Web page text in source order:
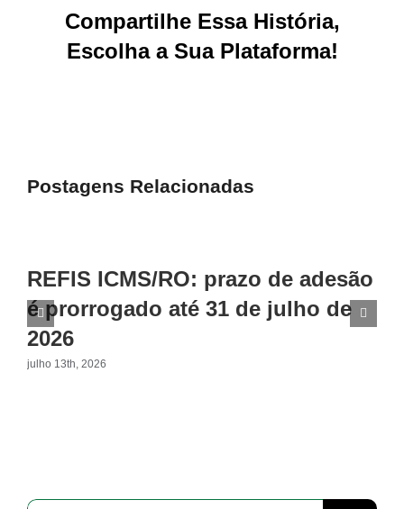
Compartilhe Essa História,
Escolha a Sua Plataforma!
Postagens Relacionadas
REFIS ICMS/RO: prazo de adesão
é prorrogado até 31 de julho de
2026
julho 13th, 2026